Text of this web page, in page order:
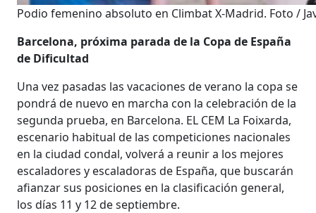
Podio femenino absoluto en Climbat X-Madrid. Foto /
Barcelona, próxima parada de la Copa de España
de Dificultad
Una vez pasadas las vacaciones de verano la copa se
pondrá de nuevo en marcha con la celebración de la
segunda prueba, en Barcelona. EL CEM La Foixarda,
escenario habitual de las competiciones nacionales
en la ciudad condal, volverá a reunir a los mejores
escaladores y escaladoras de España, que buscarán
afianzar sus posiciones en la clasificación general,
los días 11 y 12 de septiembre.